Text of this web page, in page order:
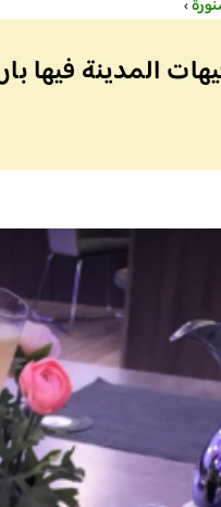
›
المدينة فيها